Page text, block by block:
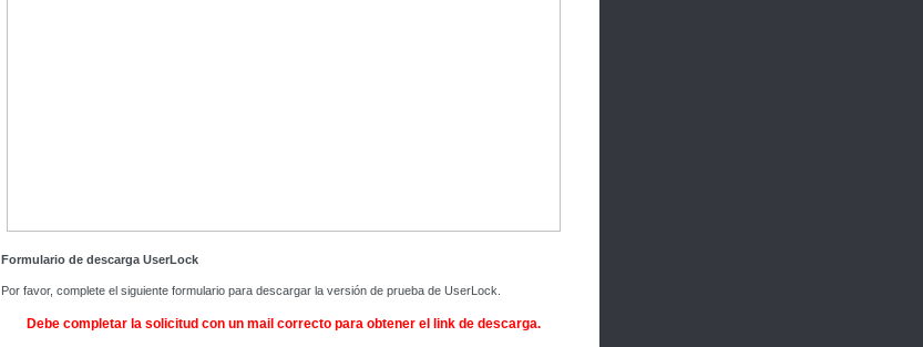
Formulario de descarga UserLock
Por favor, complete el siguiente formulario para descargar la versión de prueba de UserLock.
Debe completar la solicitud con un mail correcto para obtener el link de descarga.